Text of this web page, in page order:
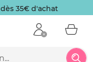
dès 35€ d'achat